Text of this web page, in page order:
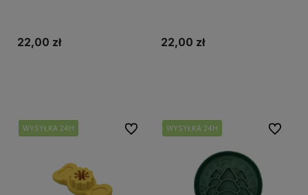
22,00 zł 22,00 zł
WYSYŁKA 24H
WYSYŁKA 24H
WYSYŁKA 24H Do ulubionychWYSYŁKA 24H
WYSYŁKA 24H Do